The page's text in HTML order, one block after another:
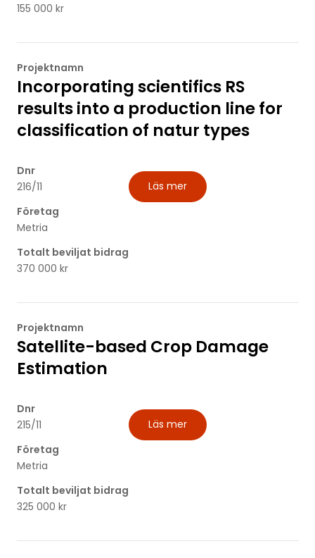
155 000 kr
Projektnamn
Incorporating scientifics RS
results into a production line for
classification of natur types
Dnr
216/11
Företag
Metria
Totalt beviljat bidrag
370 000 kr
Läs mer
Projektnamn
Satellite-based Crop Damage
Estimation
Dnr
215/11
Företag
Metria
Totalt beviljat bidrag
325 000 kr
Läs mer